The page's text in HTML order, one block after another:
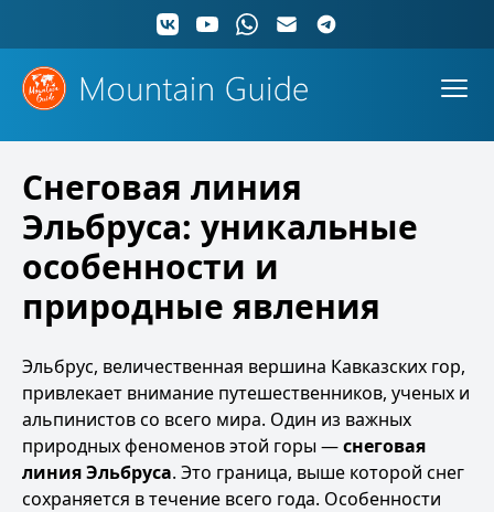
Снеговая линия
Эльбруса: уникальные
особенности и
природные явления
Эльбрус, величественная вершина Кавказских гор,
привлекает внимание путешественников, ученых и
альпинистов со всего мира. Один из важных
природных феноменов этой горы —снеговая
линия Эльбруса. Это граница, выше которой снег
сохраняется в течение всего года. Особенности